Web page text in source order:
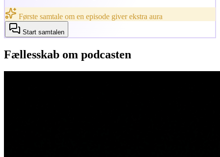
Første samtale om en episode giver ekstra aura
Start samtalen
Fællesskab om podcasten